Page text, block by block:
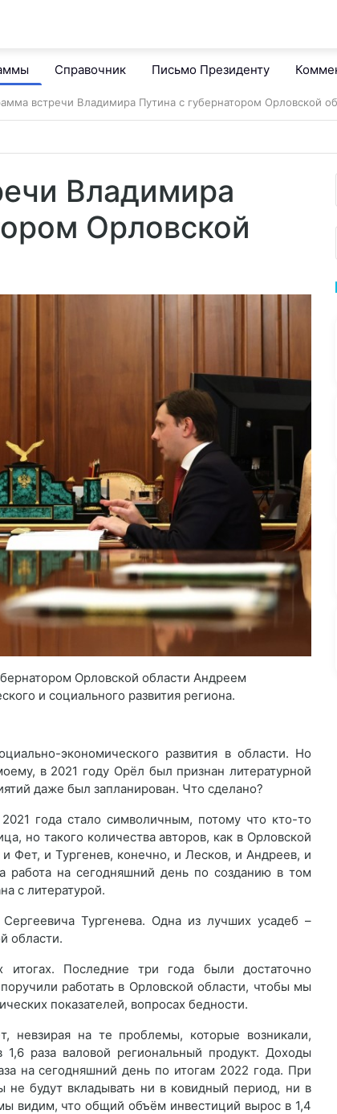
Справочник Письмо Президенту
встречи Владимира Путина с губернатором Орловской
Владимира
Орловской
Орловской области Андреем
и социального развития региона.
экономического развития в области. Но
в 2021 году Орёл был признан литературной
даже был запланирован. Что сделано?
года стало символичным, потому что кто-то
но такого количества авторов, как в Орловской
Фет, и Тургенев, конечно, и Лесков, и Андреев, и
работа на сегодняшний день по созданию в том
с литературой.
Тургенева. Одна из лучших усадеб –
области.
Последние три года были достаточно
работать в Орловской области, чтобы мы
показателей, вопросах бедности.
невзирая на те проблемы, которые возникали,
раза валовой региональный продукт. Доходы
на сегодняшний день по итогам 2022 года. При
не будут вкладывать ни в ковидный период, ни в
видим, что общий объём инвестиций вырос в 1,4